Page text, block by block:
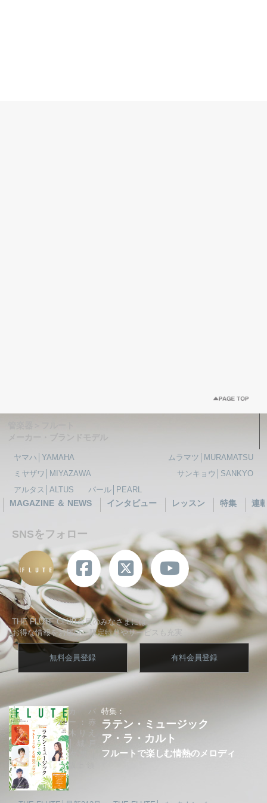
ヤマハ│YAMAHA
ムラマツ│MURAMATSU
ミヤザワ│MIYAZAWA
サンキョウ│SANKYO
アルタス│ALTUS
パール│PEARL
MAGAZINE ＆ NEWS インタビュー レッスン 特集 連
SNSをフォロー
THE FLUTE CLUB会員のみなさまには、
お得な情報をお届け、限定特典やサービスも充実
無料会員登録 有料会員登録
特集：
ラテン・ミュージック
ア・ラ・カルト
フルートで楽しむ情熱のメロディ
カバ
ー：赤
木りえ